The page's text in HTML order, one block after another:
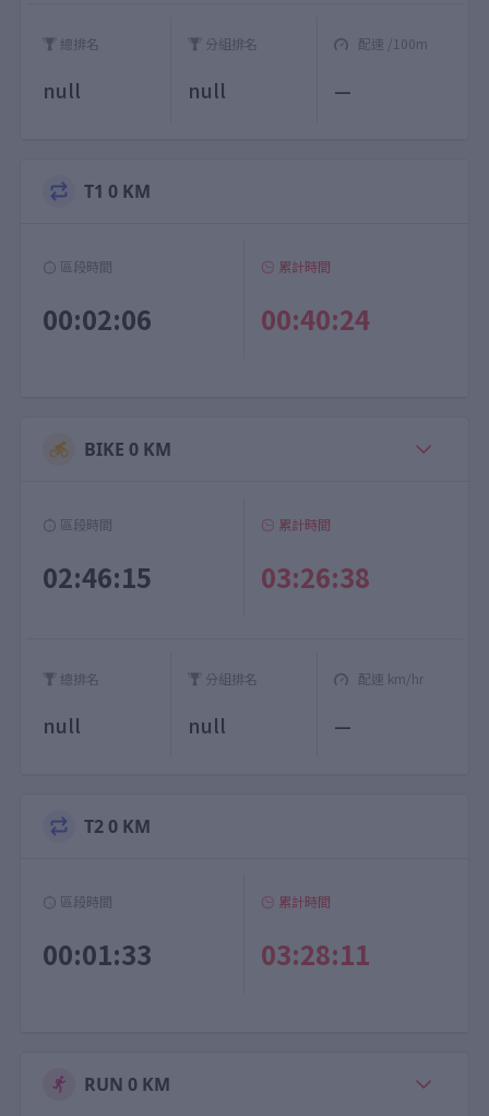
總排名
null
分組排名
null
配速 /100m
—
T1 0 KM
區段時間
00:02:06
累計時間
00:40:24
BIKE 0 KM
區段時間
02:46:15
累計時間
03:26:38
總排名
null
分組排名
null
配速 km/hr
—
T2 0 KM
區段時間
00:01:33
累計時間
03:28:11
RUN 0 KM